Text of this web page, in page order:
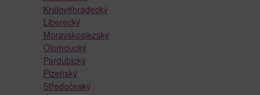
Královéhradecký
Liberecký
Moravskoslezský
Olomoucký
Pardubický
Plzeňský
Středočeský